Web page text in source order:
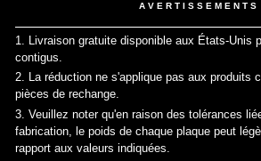
AVERTISSEMENTS
1. Livraison gratuite disponible aux États-Unis
contigus.
2. La réduction ne s'applique pas aux produits
pièces de rechange.
3. Veuillez noter qu'en raison des tolérances
fabrication, le poids de chaque plaque peut
rapport aux valeurs indiquées.